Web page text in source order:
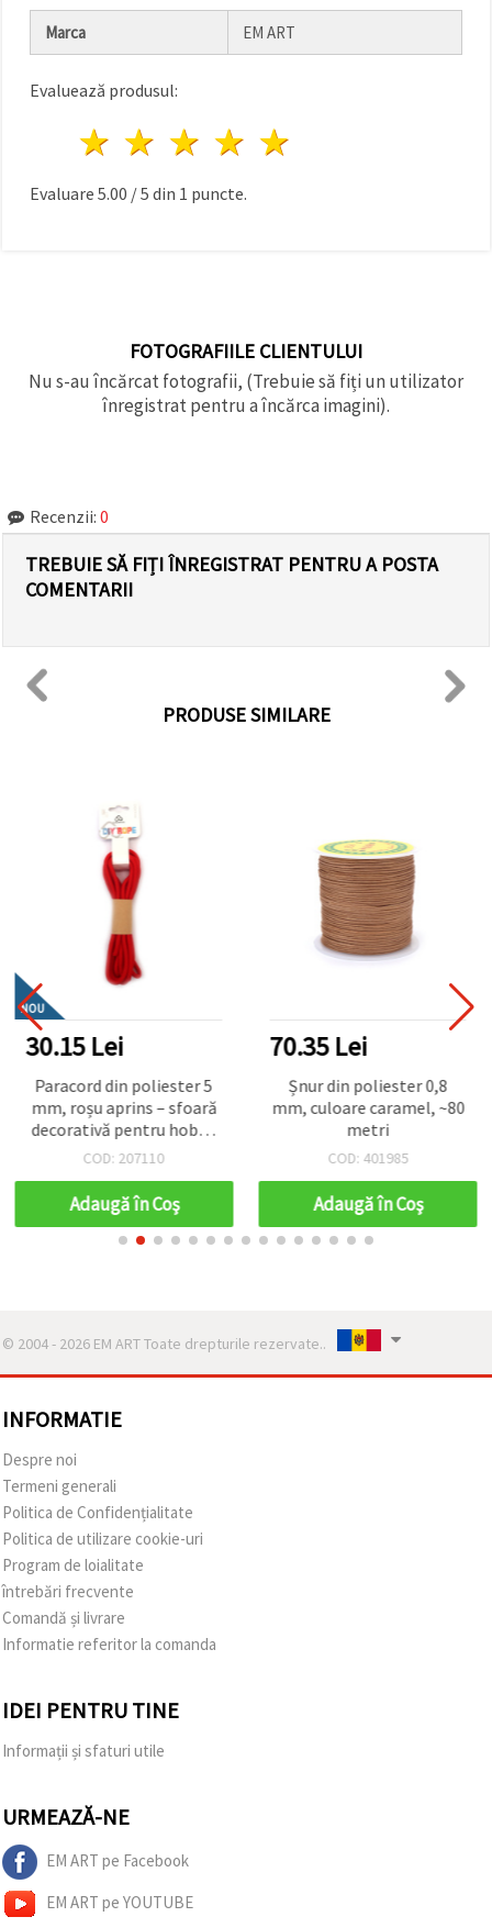
Marca EM ART
Evaluează produsul:
4 stele
3 stele
2 stele
1 stea
Evaluare 5.00 /5 din 1 puncte.
FOTOGRAFIILE CLIENTULUI
Nu s-au încărcat fotografii, (Trebuie să fiți un utilizator
înregistrat pentru a încărca imagini).
Recenzii: 0
TREBUIE SĂ FIȚI ÎNREGISTRAT PENTRU A POSTA
COMENTARII
PRODUSE SIMILARE
NOU
30.15 Lei
Paracord din poliester 5
mm, roșu aprins – sfoară
decorativă pentru hobby
& craft, rezistentă și
COD: 207110
Adaugă în Coş
70.35 Lei
Șnur din poliester 0,8
mm, culoare caramel, ~80
metri
COD: 401985
Adaugă în Coş
© 2004 - 2026 EM ART Toate drepturile rezervate..
INFORMATIE
Despre noi
Termeni generali
Politica de Confidențialitate
Politica de utilizare cookie-uri
Program de loialitate
întrebări frecvente
Comandă și livrare
Informatie referitor la comanda
IDEI PENTRU TINE
Informații și sfaturi utile
URMEAZĂ-NE
EM ART pe Facebook
EM ART pe YOUTUBE